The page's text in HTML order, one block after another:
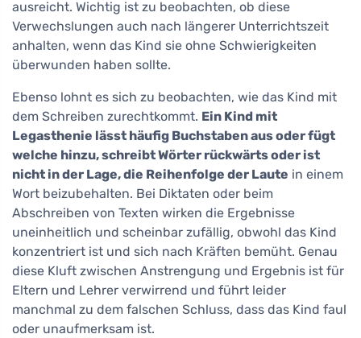
ausreicht. Wichtig ist zu beobachten, ob diese
Verwechslungen auch nach längerer Unterrichtszeit
anhalten, wenn das Kind sie ohne Schwierigkeiten
überwunden haben sollte.
Ebenso lohnt es sich zu beobachten, wie das Kind mit
dem Schreiben zurechtkommt. Ein Kind mit
Legasthenie lässt häufig Buchstaben aus oder fügt
welche hinzu, schreibt Wörter rückwärts oder ist
nicht in der Lage, die Reihenfolge der Laute in einem
Wort beizubehalten. Bei Diktaten oder beim
Abschreiben von Texten wirken die Ergebnisse
uneinheitlich und scheinbar zufällig, obwohl das Kind
konzentriert ist und sich nach Kräften bemüht. Genau
diese Kluft zwischen Anstrengung und Ergebnis ist für
Eltern und Lehrer verwirrend und führt leider
manchmal zu dem falschen Schluss, dass das Kind faul
oder unaufmerksam ist.